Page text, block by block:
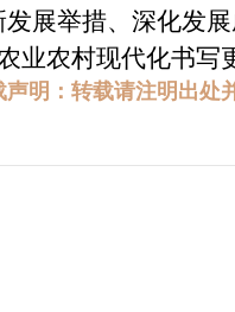
展举措、深化发
业农村现代化书写
声明：转载请注明出处